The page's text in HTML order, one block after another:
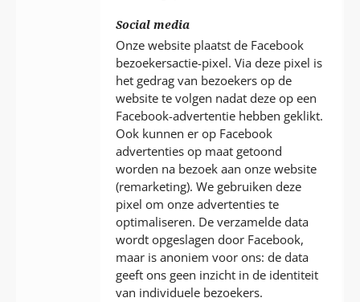
Social media
Onze website plaatst de Facebook
bezoekersactie-pixel. Via deze pixel is
het gedrag van bezoekers op de
website te volgen nadat deze op een
Facebook-advertentie hebben geklikt.
Ook kunnen er op Facebook
advertenties op maat getoond
worden na bezoek aan onze website
(remarketing). We gebruiken deze
pixel om onze advertenties te
optimaliseren. De verzamelde data
wordt opgeslagen door Facebook,
maar is anoniem voor ons: de data
geeft ons geen inzicht in de identiteit
van individuele bezoekers.